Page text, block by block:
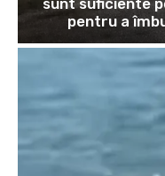
pentru a